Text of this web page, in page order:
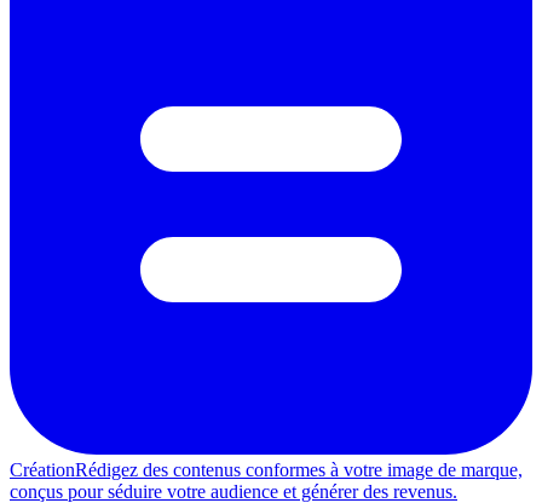
CréationRédigez des contenus conformes à votre image de marque,
conçus pour séduire votre audience et générer des revenus.